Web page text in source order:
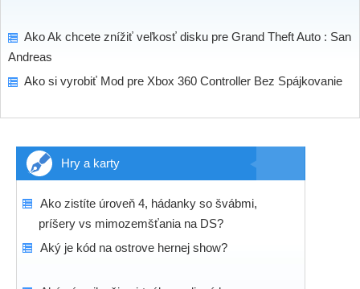
Ako Ak chcete znížiť veľkosť disku pre Grand Theft Auto : San
Andreas
Ako si vyrobiť Mod pre Xbox 360 Controller Bez Spájkovanie
Hry a karty
Ako zistíte úroveň 4, hádanky so švábmi,
príšery vs mimozemšťania na DS?
Aký je kód na ostrove hernej show?